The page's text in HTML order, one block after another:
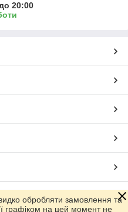
20:00
Prom.ua
обробляти замовлення та
графіком на цей момент не